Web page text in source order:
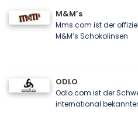
M&M’s
Mms.com ist der
M&M’s Schokolinsen
ODLO
Odlo.com ist der
international